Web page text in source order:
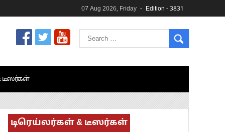
07 Aug 2026, Friday Edition - 3831
டீஸர்கள்
டிரெய்லர்கள் & டீஸர்கள்